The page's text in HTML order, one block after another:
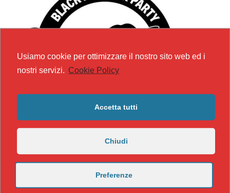
https://nicomaccentelli.substack.com/
Usiamo cookie per ottimizzare il nostro sito web ed i
nostri servizi. Cookie Policy
Accetta tutti
Chiudi
Preferenze